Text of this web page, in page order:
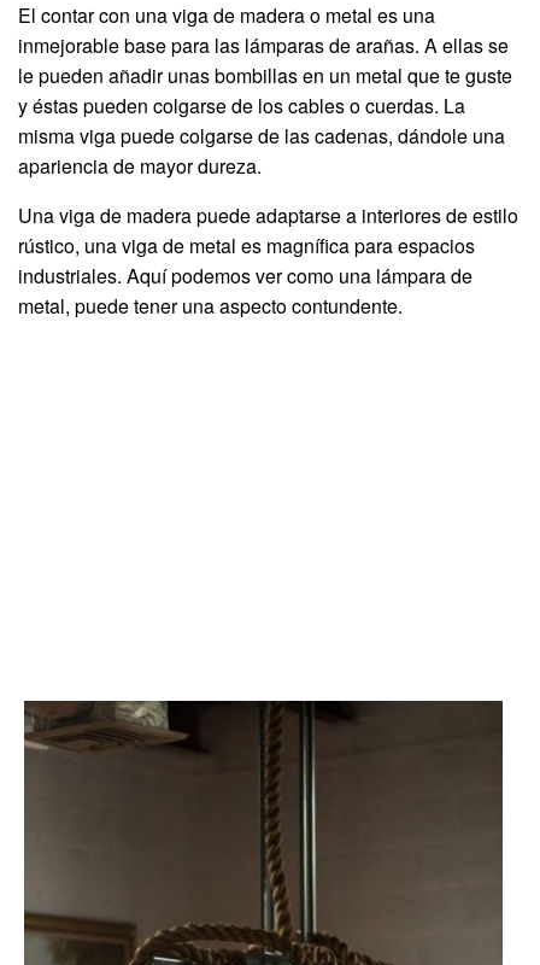
El contar con una viga de madera o metal es una
inmejorable base para las lámparas de arañas. A ellas se
le pueden añadir unas bombillas en un metal que te guste
y éstas pueden colgarse de los cables o cuerdas. La
misma viga puede colgarse de las cadenas, dándole una
apariencia de mayor dureza.
Una viga de madera puede adaptarse a interiores de estilo
rústico, una viga de metal es magnífica para espacios
industriales. Aquí podemos ver como una lámpara de
metal, puede tener una aspecto contundente.